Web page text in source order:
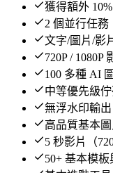
獲得額外
2 個並行任務
文字/圖片/影
720P / 1080P
100 多種 AI
中等優先級佇
無浮水印輸出
高品質基本圖
5 秒影片（
50+ 基本模板